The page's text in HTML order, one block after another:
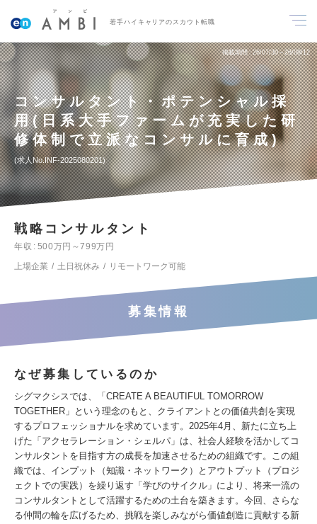
若手ハイキャリアのスカウト転職
掲載期間 26/07/30～26/08/12
コンサルタント・ポテンシャル採
用(日系大手ファームが充実した研
修体制で立派なコンサルに育成)
求人No.INF-2025080201
戦略コンサルタント
年収
500万円～799万円
上場企業
土日祝休み リモートワーク可能
募集情報
なぜ募集しているのか
シグマクシスでは、「CREATE A BEAUTIFUL TOMORROW
TOGETHER」という理念のもと、クライアントとの価値共創を実現
するプロフェッショナルを求めています。2025年4月、新たに立ち上
げた「アクセラレーション・シェルパ」は、社会人経験を活かしてコ
ンサルタントを目指す方の成長を加速させるための組織です。この組
織では、インプット（知識・ネットワーク）とアウトプット（プロジ
ェクトでの実践）を繰り返す「学びのサイクル」により、将来一流の
コンサルタントとして活躍するための土台を築きます。今回、さらな
る仲間の輪を広げるため、挑戦を楽しみながら価値創造に貢献する新